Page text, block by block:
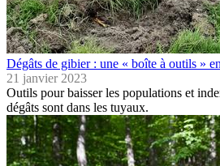
Dégâts de gibier : une « boîte à outils »
21 janvier 2023
Outils pour baisser les populations et
dégâts sont dans les tuyaux.